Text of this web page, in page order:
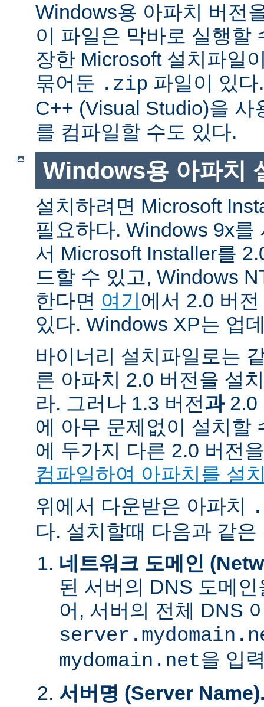
Windows용 아파치 버전
이 파일은 막바로 실행할
장한 Microsoft 설치파일
묶어둔 .zip 파일이 있
C++ (Visual Studio)을 사
를 컴파일할 수도 있다.
Windows용 아파치
설치하려면 Microsoft
필요하다. Windows 9x
서 Microsoft Installer를
드할 수 있고, Windows
한다면 여기 에서 2.0 버
있다. Windows XP는 업
바이너리 설치파일로는
른 아파치 2.0 버전을 설
라. 그러나 1.3 버전과2.0
에 아무 문제없이 설치할
에 두가지 다른 2.0 버전
컴파일하여 아파치를 설
위에서 다운받은 아파치
다. 설치할때 다음과 같
네트워크 도메인
된 서버의 DNS 도메
어, 서버의 전체 DNS
mydomain.net을 입
서버명 (Server